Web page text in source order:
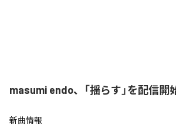
masumi endo、「揺らす」を配信開
新曲情報